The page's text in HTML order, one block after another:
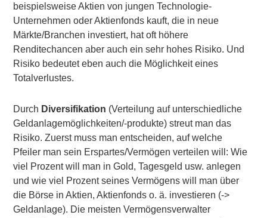
beispielsweise Aktien von jungen Technologie-
Unternehmen oder Aktienfonds kauft, die in neue
Märkte/Branchen investiert, hat oft höhere
Renditechancen aber auch ein sehr hohes Risiko. Und
Risiko bedeutet eben auch die Möglichkeit eines
Totalverlustes.
Durch Diversifikation (Verteilung auf unterschiedliche
Geldanlagemöglichkeiten/-produkte) streut man das
Risiko. Zuerst muss man entscheiden, auf welche
Pfeiler man sein Erspartes/Vermögen verteilen will: Wie
viel Prozent will man in Gold, Tagesgeld usw. anlegen
und wie viel Prozent seines Vermögens will man über
die Börse in Aktien, Aktienfonds o. ä. investieren (->
Geldanlage). Die meisten Vermögensverwalter